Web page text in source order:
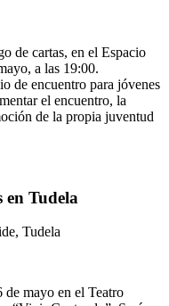
de cartas, en el Espacio
a las 19:00.
de encuentro para jóvenes
el encuentro, la
de la propia juventud
en Tudela
Tudela
de mayo en el Teatro